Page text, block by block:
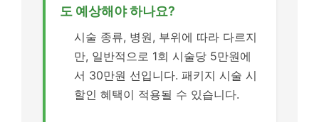
도 예상해야 하나요?
시술 종류, 병원, 부위에 따라 다르지
만, 일반적으로 1회 시술당 5만원에
서 30만원 선입니다. 패키지 시술 시
할인 혜택이 적용될 수 있습니다.